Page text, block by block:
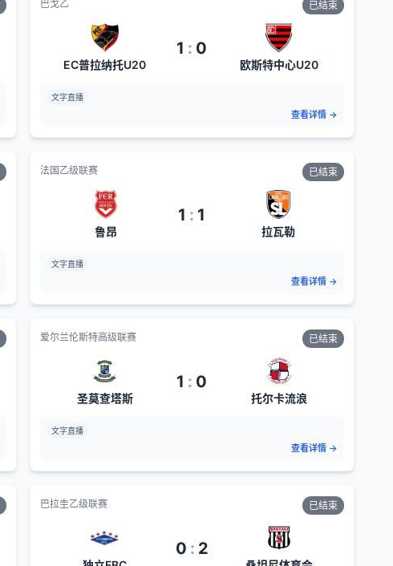
巴戈乙 已结束
EC普拉纳托U20
1 : 0
欧斯特中心U20
文字直播
查看详情→
法国乙级联赛 已结束
鲁昂
1 : 1
拉瓦勒
文字直播
查看详情→
爱尔兰伦斯特高级联赛 已结束
圣莫查塔斯
1 : 0
托尔卡流浪
文字直播
查看详情→
巴拉圭乙级联赛 已结束
0 : 2